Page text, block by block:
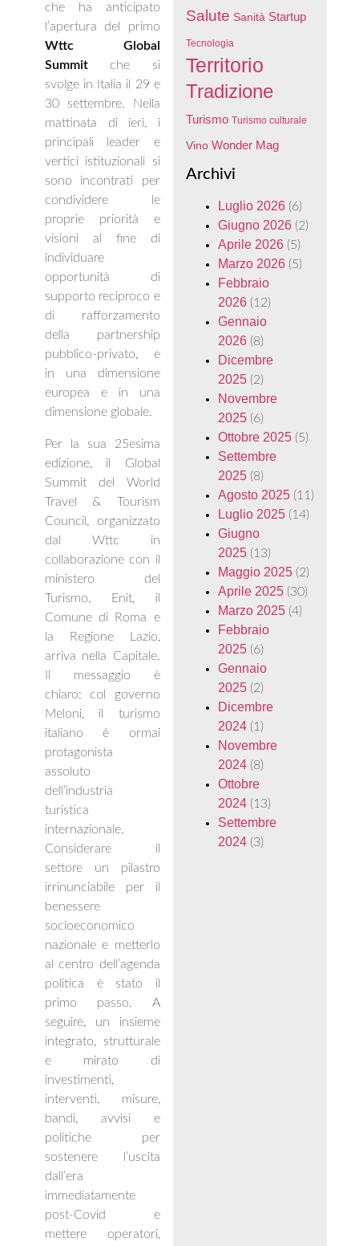
che ha anticipato
l’apertura del primo
Wttc Global
Summit che si
svolge in Italia il 29 e
30 settembre. Nella
mattinata di ieri, i
principali leader e
vertici istituzionali si
sono incontrati per
condividere le
proprie priorità e
visioni al fine di
individuare
opportunità di
supporto reciproco e
di rafforzamento
della partnership
pubblico-privato, e
in una dimensione
europea e in una
dimensione globale.
Per la sua 25esima
edizione, il Global
Summit del World
Travel & Tourism
Council, organizzato
dal Wttc in
collaborazione con il
ministero del
Turismo, Enit, il
Comune di Roma e
la Regione Lazio,
arriva nella Capitale.
Il messaggio è
chiaro: col governo
Meloni, il turismo
italiano è ormai
protagonista
assoluto
dell’industria
turistica
internazionale.
Considerare il
settore un pilastro
irrinunciabile per il
benessere
socioeconomico
nazionale e metterlo
al centro dell’agenda
politica è stato il
primo passo. A
seguire, un insieme
integrato, strutturale
e mirato di
investimenti,
interventi, misure,
bandi, avvisi e
politiche per
sostenere l’uscita
dall’era
immediatamente
post-Covid e
mettere operatori,
Salute Sanità Startup
Tecnologia
Territorio
Tradizione
Turismo Turismo culturale
Vino Wonder Mag
Archivi
Luglio 2026(6)
Giugno 2026(2)
Aprile 2026(5)
Marzo 2026(5)
Febbraio
2026(12)
Gennaio
2026(8)
Dicembre
2025(2)
Novembre
2025(6)
Ottobre 2025(5)
Settembre
2025(8)
Agosto 2025(11)
Luglio 2025(14)
Giugno
2025(13)
Maggio 2025(2)
Aprile 2025(30)
Marzo 2025(4)
Febbraio
2025(6)
Gennaio
2025(2)
Dicembre
2024(1)
Novembre
2024(8)
Ottobre
2024(13)
Settembre
2024(3)